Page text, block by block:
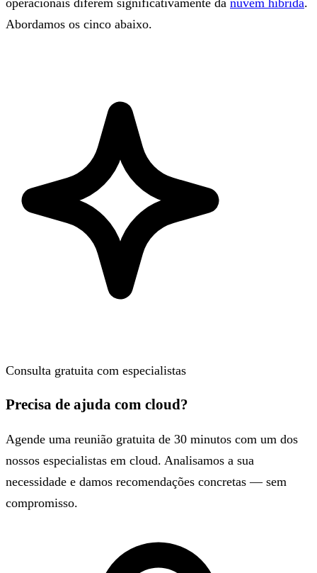
Abordamos os cinco abaixo.
Consulta gratuita com especialistas
Precisa de ajuda com cloud?
Agende uma reunião gratuita de 30 minutos com um dos
nossos especialistas em cloud. Analisamos a sua
necessidade e damos recomendações concretas — sem
compromisso.